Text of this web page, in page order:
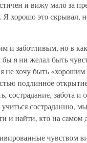
и вижу мало за
Я хорошо это скрывал,
и заботливым, но в
я ни желал быть
я не хочу быть
подлинное
сострадание, забота и
учиться состраданию,
и найти, кто на самом
чувством